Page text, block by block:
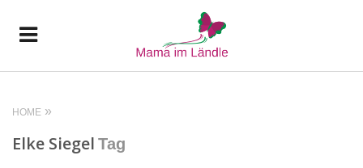
HOME
Elke Siegel Tag